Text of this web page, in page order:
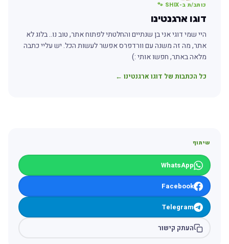
כותב/ת ב-SHIX 🐾
דוגו ארגנטינו
היי שמי דוגי אני בן שנתיים והחלטתי לפתוח אתר, טוב נו.. בלוג לא
אתר, מה זה משנה עם וורדפרס אפשר לעשות הכל. יש עליי כתבה
מלאה באתר, חפשו אותי :)
כל הכתבות של דוגו ארגנטינו ←
שיתוף
WhatsApp
Facebook
Telegram
העתק קישור